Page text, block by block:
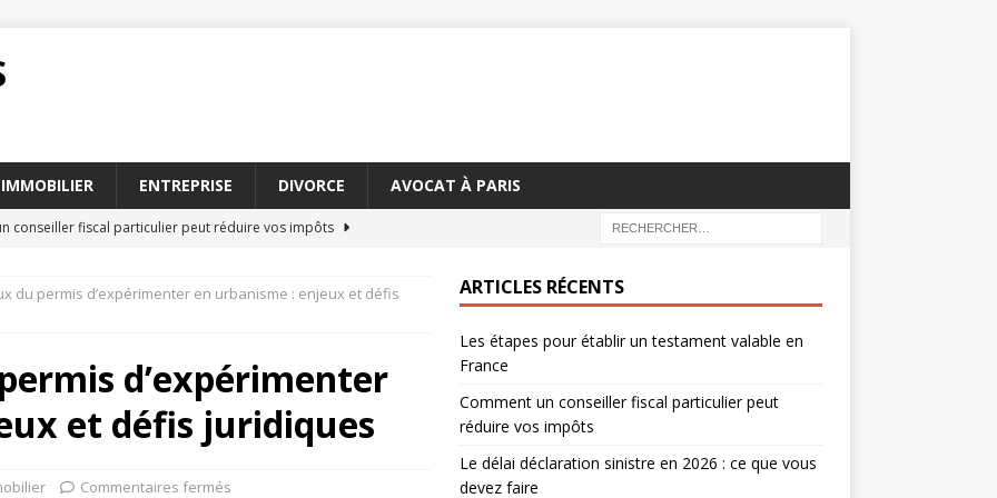
IMMOBILIER ENTREPRISE DIVORCE AVOCAT À PARIS
conseiller fiscal particulier peut réduire vos impôts
sinistre en 2026 : ce que vous devez faire
JURIDIQUE
droit peut aider à résoudre les conflits familiaux
DIVORCE
pour établir un testament valable en France DROIT
du permis d’expérimenter en urbanisme : enjeux et défis
d’expérimenter
et défis juridiques
Commentaires fermés
ARTICLES RÉCENTS
Les étapes pour établir un testament valable en
France
Comment un conseiller fiscal particulier peut
réduire vos impôts
Le délai déclaration sinistre en 2026 : ce que vous
devez faire